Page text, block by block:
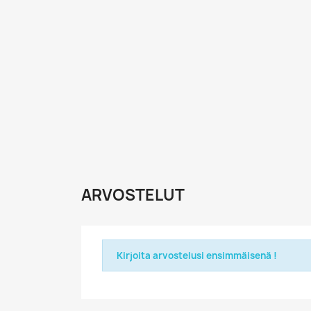
ARVOSTELUT
Kirjoita arvostelusi ensimmäisenä !